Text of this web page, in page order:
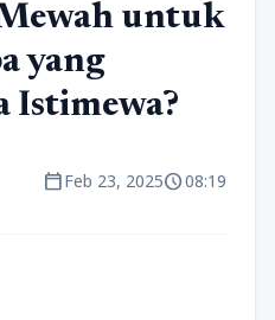
untuk
yang
Istimewa?
calendar_todayFeb 23, 2025schedule08:19